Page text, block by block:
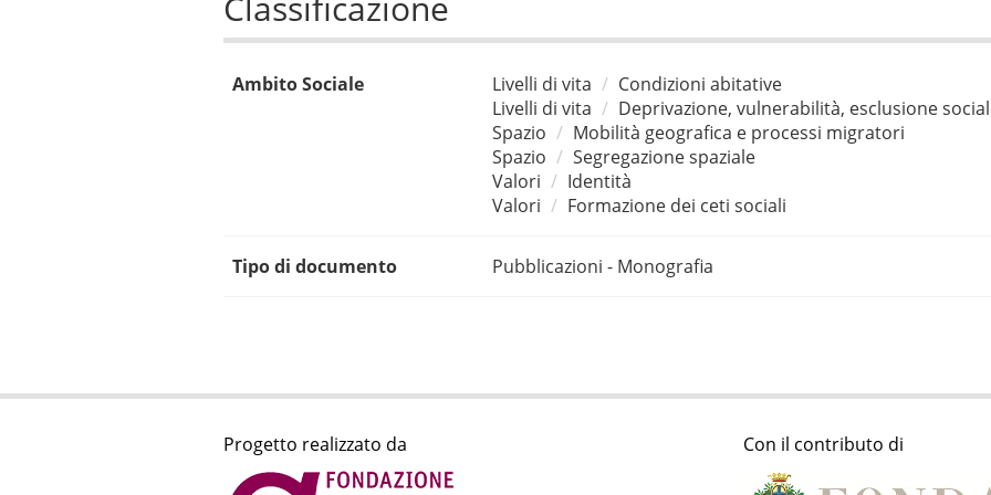
Ambito Sociale Livelli di vita
Condizioni abitative
Livelli di vita
Deprivazione, vulnerabilità, esclusione
Spazio
Mobilità geografica e processi migratori
Spazio
Segregazione spaziale
Valori
Identità
Valori
Formazione dei ceti sociali
Tipo di documento Pubblicazioni - Monografia
Progetto realizzato da Con il contributo di